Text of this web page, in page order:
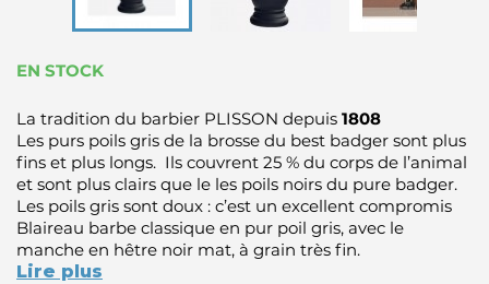
EN STOCK
La tradition du barbier PLISSON depuis 1808
Les purs poils gris de la brosse du best badger sont plus
fins et plus longs. Ils couvrent 25 % du corps de l’animal
et sont plus clairs que le les poils noirs du pure badger.
Les poils gris sont doux : c’est un excellent compromis
Blaireau barbe classique en pur poil gris, avec le
manche en hêtre noir mat, à grain très fin.
Lire plus